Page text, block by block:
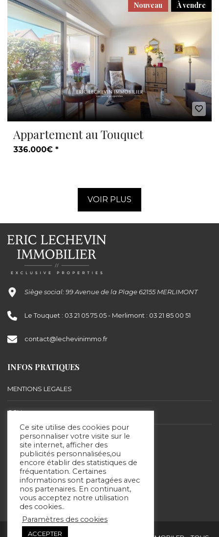
À vendre
Nouveau
Appartement au Touquet
336.000€ *
VOIR PLUS
Siège social: 99 Avenue de la Plage 62155 MERLIMONT
Le Touquet : 03 21 05 75 05 - Merlimont : 03 21 85 00 51
contact@lechevinimmo.fr
INFOS PRATIQUES
MENTIONS LEGALES
CGU
BARÈME D’HONORAIRES
SUIVEZ-NOUS
Ce site utilise des cookies pour
personnaliser votre visite sur le
site internet, afficher des
publicités personnalisées,ou
encore établir des statistiques de
fréquentation. Certaines
informations sont partagées avec
nos partenaires. En continuant,
vous acceptez notre utilisation
des cookies..
Paramètres des cookies
ACCEPTER